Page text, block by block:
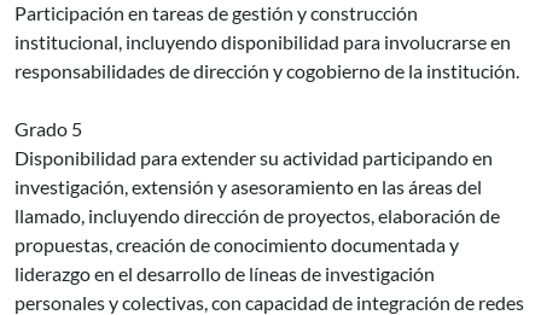
Participación en tareas de gestión y construcción
institucional, incluyendo disponibilidad para involucrarse en
responsabilidades de dirección y cogobierno de la institución.
Grado 5
Disponibilidad para extender su actividad participando en
investigación, extensión y asesoramiento en las áreas del
llamado, incluyendo dirección de proyectos, elaboración de
propuestas, creación de conocimiento documentada y
liderazgo en el desarrollo de líneas de investigación
personales y colectivas, con capacidad de integración de redes